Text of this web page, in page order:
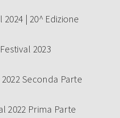
2024 | 20^ Edizione
2023
Seconda Parte
2022 Prima Parte